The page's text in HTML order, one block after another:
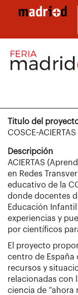
principal
Titulo del
COSCE-ACIERTAS
Descripción
ACIERTAS
en Redes
educativo de la
donde docentes
Educación
experiencias y
por científicos
El proyecto
centro de España
recursos y
relacionadas con
ciencia de “ahora